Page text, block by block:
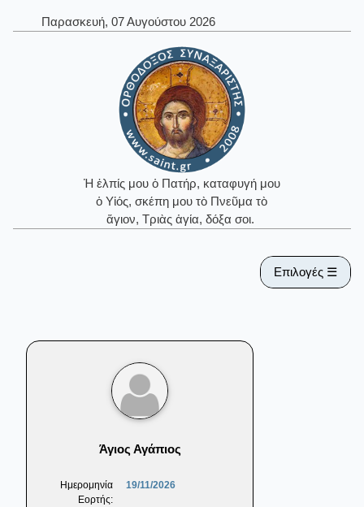
Παρασκευή, 07 Αυγούστου 2026
Ἡ ἐλπίς μου ὁ Πατήρ, καταφυγή μου
ὁ Υἱός, σκέπη μου τὸ Πνεῦμα τὸ
ἅγιον, Τριὰς ἁγία, δόξα σοι.
Επιλογές ☰
Άγιος Αγάπιος
Ημερομηνία
Εορτής:
19/11/2026